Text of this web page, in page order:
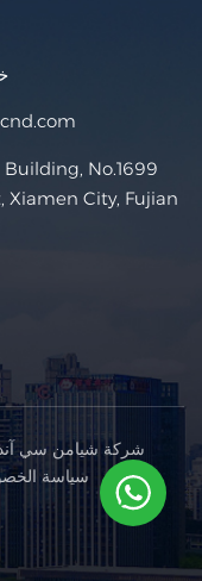
Xiamen City, Fujian
سياسة